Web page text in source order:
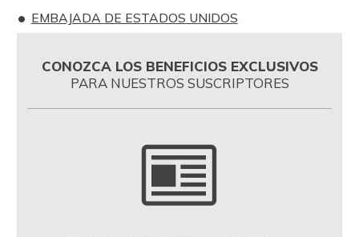
EMBAJADA DE ESTADOS UNIDOS
CONOZCA LOS BENEFICIOS EXCLUSIVOS
PARA NUESTROS SUSCRIPTORES